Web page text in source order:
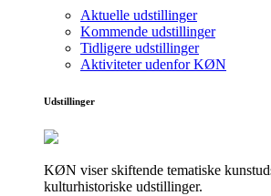
Aktuelle udstillinger
Kommende udstillinger
Tidligere udstillinger
Aktiviteter udenfor KØN
Udstillinger
KØN viser skiftende tematiske
kulturhistoriske udstillinger.